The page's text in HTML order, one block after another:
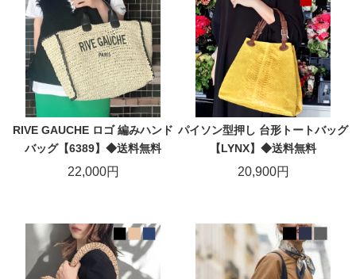
RIVE GAUCHE ロゴ 編みハンド
バッグ【6389】◆送料無料
22,000円
パイソン型押し 台形トートバッグ
【LYNX】◆送料無料
20,900円